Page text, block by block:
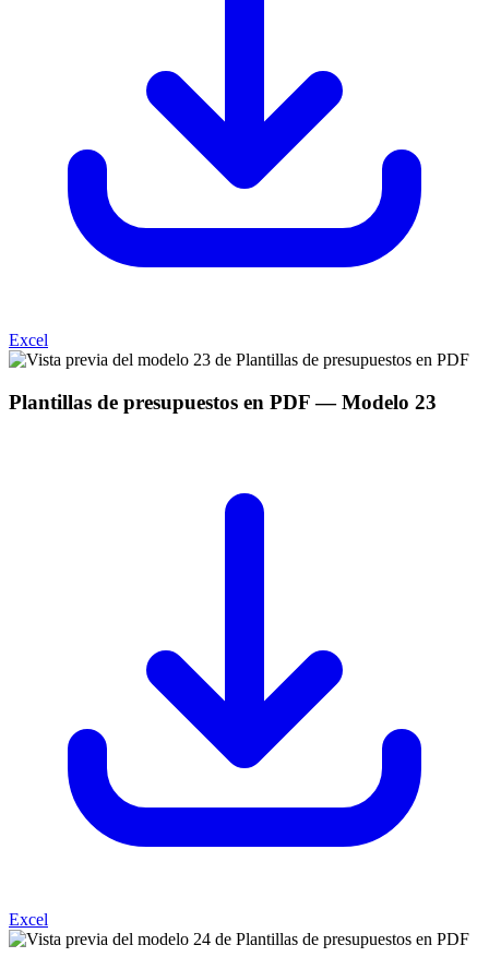
Excel
Plantillas de presupuestos en PDF— Modelo 23
Excel